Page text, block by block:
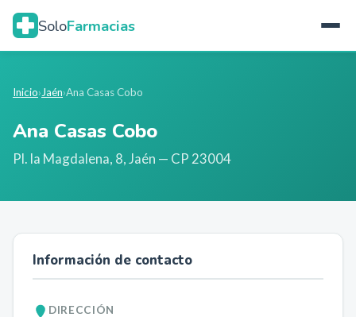
SoloFarmacias
Inicio› Jaén›Ana Casas Cobo
Ana Casas Cobo
Pl. la Magdalena, 8,Jaén — CP 23004
Información de contacto
DIRECCIÓN